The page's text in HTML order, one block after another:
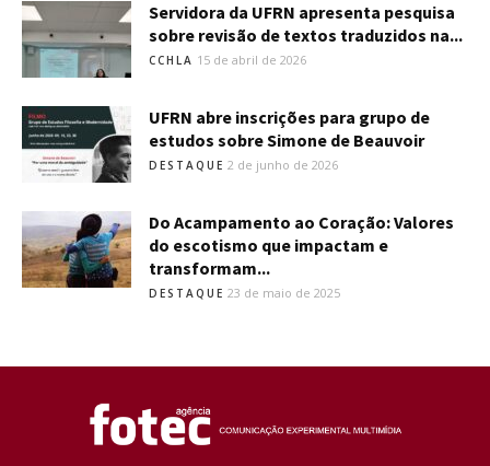
Servidora da UFRN apresenta pesquisa
sobre revisão de textos traduzidos na...
CCHLA 15 de abril de 2026
UFRN abre inscrições para grupo de
estudos sobre Simone de Beauvoir
DESTAQUE 2 de junho de 2026
Do Acampamento ao Coração: Valores
do escotismo que impactam e
transformam...
DESTAQUE 23 de maio de 2025